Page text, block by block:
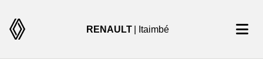
RENAULT | Itaimbé